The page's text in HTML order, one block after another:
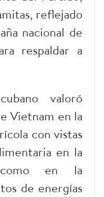
reflejado
nacional de
respaldar a
valoró
Vietnam en la
con vistas
en la
en la
de energías